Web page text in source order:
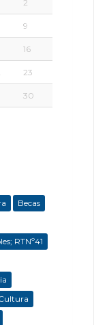
2
9
16
23
30
Becas
RTNº41